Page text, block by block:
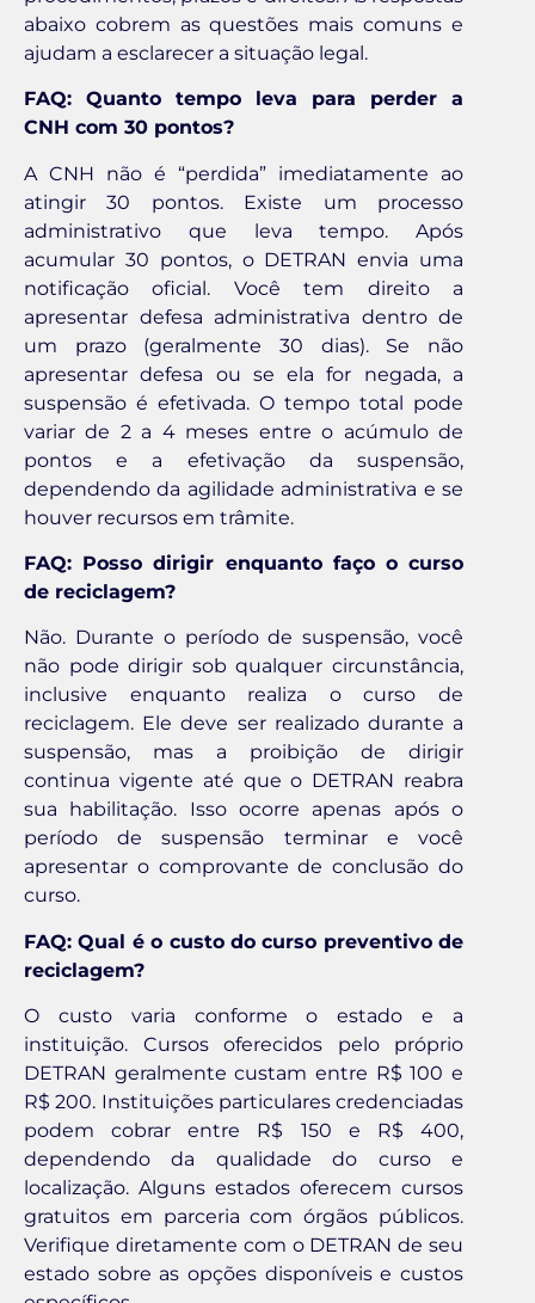
abaixo cobrem as questões mais comuns e
ajudam a esclarecer a situação legal.
FAQ: Quanto tempo leva para perder a
CNH com 30 pontos?
A CNH não é “perdida” imediatamente ao
atingir 30 pontos. Existe um processo
administrativo que leva tempo. Após
acumular 30 pontos, o DETRAN envia uma
notificação oficial. Você tem direito a
apresentar defesa administrativa dentro de
um prazo (geralmente 30 dias). Se não
apresentar defesa ou se ela for negada, a
suspensão é efetivada. O tempo total pode
variar de 2 a 4 meses entre o acúmulo de
pontos e a efetivação da suspensão,
dependendo da agilidade administrativa e se
houver recursos em trâmite.
FAQ: Posso dirigir enquanto faço o curso
de reciclagem?
Não. Durante o período de suspensão, você
não pode dirigir sob qualquer circunstância,
inclusive enquanto realiza o curso de
reciclagem. Ele deve ser realizado durante a
suspensão, mas a proibição de dirigir
continua vigente até que o DETRAN reabra
sua habilitação. Isso ocorre apenas após o
período de suspensão terminar e você
apresentar o comprovante de conclusão do
curso.
FAQ: Qual é o custo do curso preventivo de
reciclagem?
O custo varia conforme o estado e a
instituição. Cursos oferecidos pelo próprio
DETRAN geralmente custam entre R$ 100 e
R$ 200. Instituições particulares credenciadas
podem cobrar entre R$ 150 e R$ 400,
dependendo da qualidade do curso e
localização. Alguns estados oferecem cursos
gratuitos em parceria com órgãos públicos.
Verifique diretamente com o DETRAN de seu
estado sobre as opções disponíveis e custos